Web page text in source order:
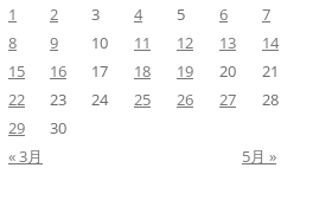
1
2 3 4 5 6
7
8
9 10 11 12 13
14
15
16 17 18 19 20
21
22
23 24 25 26 27
28
29
30
« 3月
5月 »